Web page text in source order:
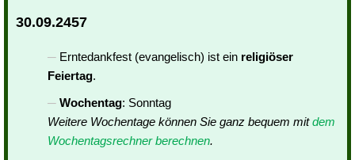
30.09.2457
Erntedankfest (evangelisch) ist ein religiöser
Feiertag.
Wochentag: Sonntag
Weitere Wochentage können Sie ganz bequem mitdem
Wochentagsrechner berechnen.